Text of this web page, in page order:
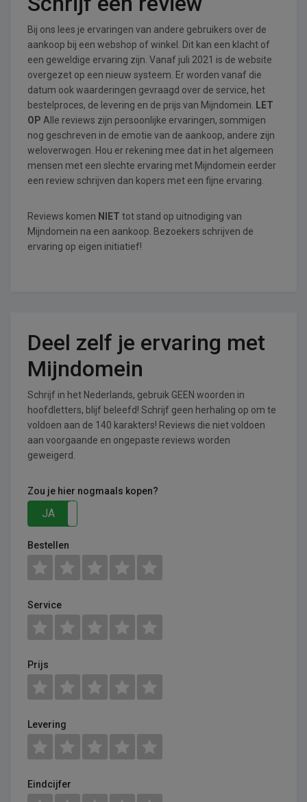
Bij ons lees je ervaringen van andere gebruikers over de
aankoop bij een webshop of winkel. Dit kan een klacht of
een geweldige ervaring zijn. Vanaf juli 2021 is de website
overgezet op een nieuw systeem. Er worden vanaf die
datum ook waarderingen gevraagd over de service, het
bestelproces, de levering en de prijs van Mijndomein.
LET
OP Alle reviews zijn persoonlijke ervaringen, sommigen
nog geschreven in de emotie van de aankoop, andere zijn
weloverwogen. Hou er rekening mee dat in het algemeen
mensen met een slechte ervaring met Mijndomein eerder
een review schrijven dan kopers met een fijne ervaring.
Reviews komen NIET tot stand op uitnodiging van
Mijndomein na een aankoop. Bezoekers schrijven de
ervaring op eigen initiatief!
Deel zelf je ervaring met
Mijndomein
Schrijf in het Nederlands, gebruik GEEN woorden in
hoofdletters, blijf beleefd! Schrijf geen herhaling op om te
voldoen aan de 140 karakters! Reviews die niet voldoen
aan voorgaande en ongepaste reviews worden
geweigerd.
Zou je hier nogmaals kopen?
JA
Bestellen
Service
Prijs
Levering
Eindcijfer